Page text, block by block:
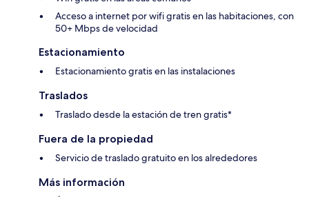
Acceso a internet por wifi gratis en las habitaciones, con
50+ Mbps de velocidad
Estacionamiento
Estacionamiento gratis en las instalaciones
Traslados
Traslado desde la estación de tren gratis*
Fuera de la propiedad
Servicio de traslado gratuito en los alrededores
Más información